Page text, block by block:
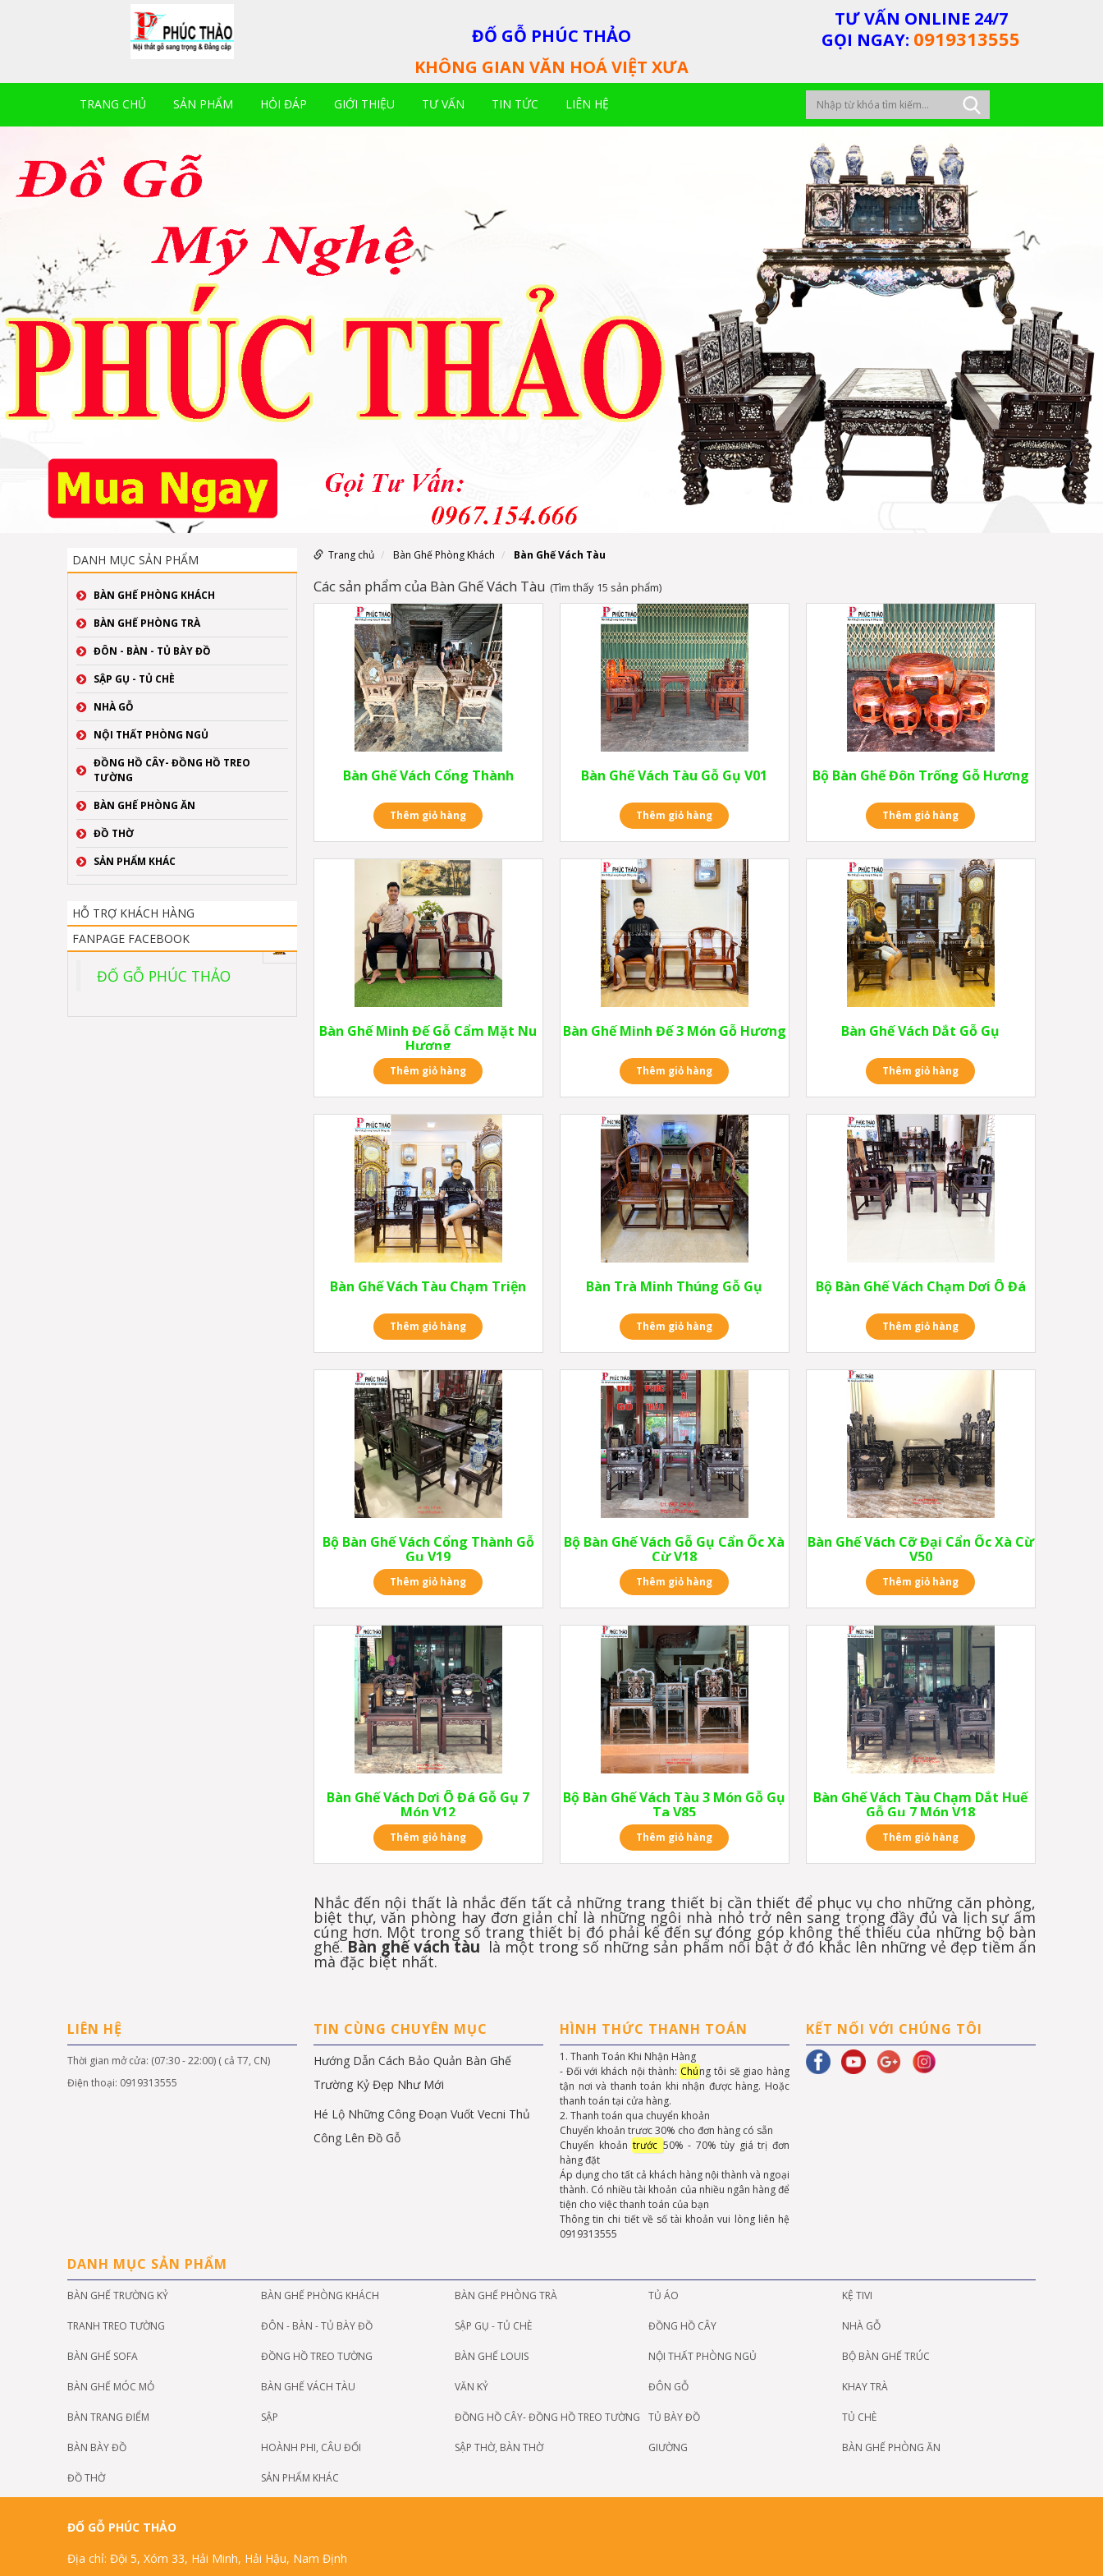
ĐỐ GỖ PHÚC THẢO
KHÔNG GIAN VĂN HOÁ VIỆT XƯA
TƯ VẤN ONLINE 24/7
GỌI NGAY: 0919313555
TRANG CHỦ SẢN PHẨM HỎI ĐÁP GIỚI THIỆU TƯ VẤN TIN TỨC LIÊN HỆ
DANH MỤC SẢN PHẨM
BÀN GHẾ PHÒNG KHÁCH
BÀN GHẾ PHÒNG TRÀ
ĐÔN - BÀN - TỦ BÀY ĐỒ
SẬP GỤ - TỦ CHÈ
NHÀ GỖ
NỘI THẤT PHÒNG NGỦ
ĐỒNG HỒ CÂY- ĐỒNG HỒ TREO
TƯỜNG
BÀN GHẾ PHÒNG ĂN
ĐỒ THỜ
SẢN PHẨM KHÁC
HỖ TRỢ KHÁCH HÀNG
FANPAGE FACEBOOK
ĐỐ GỖ PHÚC THẢO
Trang chủ Bàn Ghế Phòng Khách Bàn Ghế Vách Tàu
Các sản phẩm của Bàn Ghế Vách Tàu (Tìm thấy 15 sản phẩm)
Bàn Ghế Vách Cổng Thành
Thêm giỏ hàng
Bàn Ghế Vách Tàu Gỗ Gụ V01
Thêm giỏ hàng
Bộ Bàn Ghế Đôn Trống Gỗ Hương
Thêm giỏ hàng
Bàn Ghế Minh Đế Gỗ Cẩm Mặt Nu
Hương
Thêm giỏ hàng
Bàn Ghế Minh Đế 3 Món Gỗ Hương
Thêm giỏ hàng
Bàn Ghế Vách Dắt Gỗ Gụ
Thêm giỏ hàng
Bàn Ghế Vách Tàu Chạm Triện
Thêm giỏ hàng
Bàn Trà Minh Thúng Gỗ Gụ
Thêm giỏ hàng
Bộ Bàn Ghế Vách Chạm Dơi Ô Đá
Thêm giỏ hàng
Bộ Bàn Ghế Vách Cổng Thành Gỗ
Gụ V19
Thêm giỏ hàng
Bộ Bàn Ghế Vách Gỗ Gụ Cẩn Ốc Xà
Cừ V18
Thêm giỏ hàng
Bàn Ghế Vách Cỡ Đại Cẩn Ốc Xà Cừ
V50
Thêm giỏ hàng
Bàn Ghế Vách Dơi Ô Đá Gỗ Gụ 7
Món V12
Thêm giỏ hàng
Bộ Bàn Ghế Vách Tàu 3 Món Gỗ Gụ
Ta V85
Thêm giỏ hàng
Bàn Ghế Vách Tàu Chạm Dắt Huế
Gỗ Gụ 7 Món V18
Thêm giỏ hàng
Nhắc đến nội thất là nhắc đến tất cả những trang thiết bị cần thiết để phục vụ cho những căn phòng,
biệt thự, văn phòng hay đơn giản chỉ là những ngôi nhà nhỏ trở nên sang trọng đầy đủ và lịch sự ấm
cúng hơn. Một trong số trang thiết bị đó phải kể đến sự đóng góp không thể thiếu của những bộ bàn
ghế.Bàn ghế vách tàu là một trong số những sản phẩm nổi bật ở đó khắc lên những vẻ đẹp tiềm ẩn
mà đặc biệt nhất.
LIÊN HỆ
Thời gian mở cửa: (07:30 - 22:00) ( cả T7, CN)
Điện thoại: 0919313555
TIN CÙNG CHUYÊN MỤC
Hướng Dẫn Cách Bảo Quản Bàn Ghế
Trường Kỷ Đẹp Như Mới
Hé Lộ Những Công Đoạn Vuốt Vecni Thủ
Công Lên Đồ Gỗ
HÌNH THỨC THANH TOÁN
1. Thanh Toán Khi Nhận Hàng
- Đối với khách nội thành: Chúng tôi sẽ giao hàng
tận nơi và thanh toán khi nhận được hàng. Hoặc
thanh toán tại cửa hàng.
2. Thanh toán qua chuyển khoản
Chuyển khoản trươc 30% cho đơn hàng có sẵn
Chuyển khoản trước 50% - 70% tùy giá trị đơn
hàng đặt
Áp dụng cho tất cả khách hàng nội thành và ngoại
thành. Có nhiều tài khoản của nhiều ngân hàng để
tiện cho việc thanh toán của bạn
Thông tin chi tiết về số tài khoản vui lòng liên hệ
0919313555
KẾT NỐI VỚI CHÚNG TÔI
DANH MỤC SẢN PHẨM
BÀN GHẾ TRƯỜNG KỶ BÀN GHẾ PHÒNG KHÁCH BÀN GHẾ PHÒNG TRÀ TỦ ÁO KỆ TIVI
TRANH TREO TƯỜNG ĐÔN - BÀN - TỦ BÀY ĐỒ SẬP GỤ - TỦ CHÈ ĐỒNG HỒ CÂY NHÀ GỖ
BÀN GHẾ SOFA ĐỒNG HỒ TREO TƯỜNG BÀN GHẾ LOUIS NỘI THẤT PHÒNG NGỦ BỘ BÀN GHẾ TRÚC
BÀN GHẾ MÓC MỎ BÀN GHẾ VÁCH TÀU VĂN KỶ ĐÔN GỖ KHAY TRÀ
BÀN TRANG ĐIỂM SẬP ĐỒNG HỒ CÂY- ĐỒNG HỒ TREO TƯỜNG TỦ BÀY ĐỒ TỦ CHÈ
BÀN BÀY ĐỒ HOÀNH PHI, CÂU ĐỐI SẬP THỜ, BÀN THỜ GIƯỜNG BÀN GHẾ PHÒNG ĂN
ĐỒ THỜ SẢN PHẨM KHÁC
ĐỐ GỖ PHÚC THẢO
Địa chỉ: Đội 5, Xóm 33, Hải Minh, Hải Hậu, Nam Định